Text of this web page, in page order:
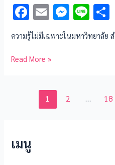
F
ac
e
b
E
m
ai
l
M
es
se
Li
e
h
ความรู้ไม่มีเฉพาะในมหาวิทยาลัย
Read More »
1 2 … 18
เมนู